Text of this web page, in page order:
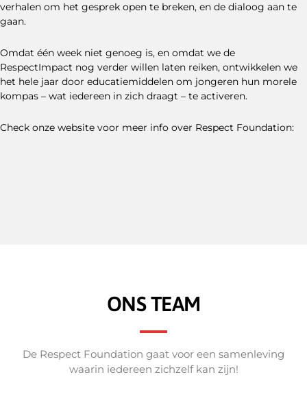
verhalen om het gesprek open te breken, en de dialoog aan te
gaan.
Omdat één week niet genoeg is, en omdat we de
RespectImpact nog verder willen laten reiken, ontwikkelen we
het hele jaar door educatiemiddelen om jongeren hun morele
kompas – wat iedereen in zich draagt – te activeren.
Check onze website voor meer info over Respect Foundation:
ONS TEAM
De Respect Foundation gaat voor een samenleving
waarin iedereen zichzelf kan zijn!